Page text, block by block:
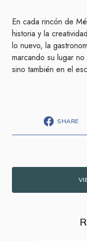
En cada rincón de
historia y la
lo nuevo, la
marcando su lugar
sino también en el
SHARE